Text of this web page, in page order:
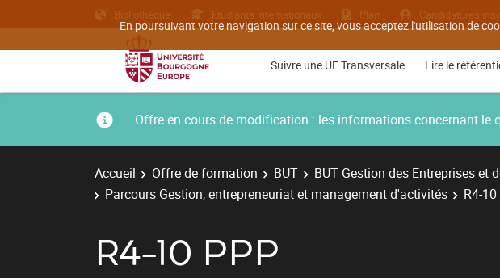
En poursuivant votre navigation sur ce site, vous acceptez l'utilisation de
Bibliothèque Etudiants internationaux Plan Candidatures
Suivre une UE Transversale Lire le
Offre en cours de modification : les informations concernant le
Accueil Offre de formation BUT
BUT Gestion des Entreprises et
Parcours Gestion, entrepreneuriat et management d'activités
R4-
R4-10 PPP